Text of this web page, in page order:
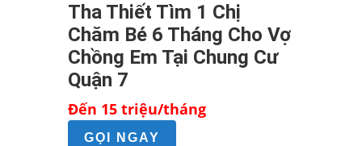
Tha Thiết Tìm 1 Chị
Chăm Bé 6 Tháng Cho Vợ
Chồng Em Tại Chung Cư
Quận 7
Đến 15 triệu/tháng
GỌI NGAY